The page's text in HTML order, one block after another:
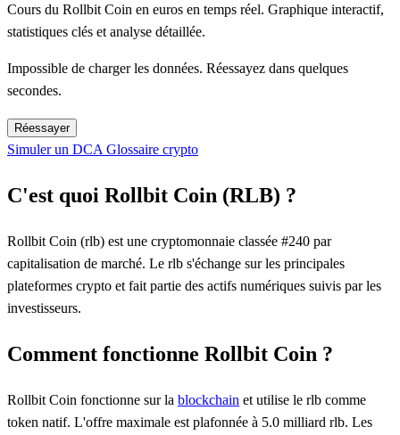
Cours du Rollbit Coin en euros en temps réel. Graphique interactif,
statistiques clés et analyse détaillée.
Impossible de charger les données. Réessayez dans quelques
secondes.
Réessayer
Simuler un DCA Glossaire crypto
C'est quoi Rollbit Coin (RLB) ?
Rollbit Coin (rlb) est une cryptomonnaie classée #240 par
capitalisation de marché. Le rlb s'échange sur les principales
plateformes crypto et fait partie des actifs numériques suivis par les
investisseurs.
Comment fonctionne Rollbit Coin ?
Rollbit Coin fonctionne sur la blockchain et utilise le rlb comme
token natif. L'offre maximale est plafonnée à 5.0 milliard rlb. Les